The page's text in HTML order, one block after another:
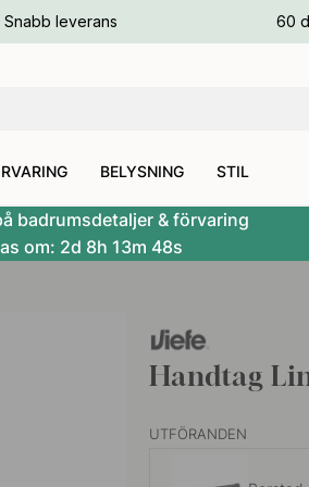
Snabb leverans 60
BELYSNING STIL
badrumsdetaljer & förvaring
om: 2d 8h 13m 47s
Handtag
UTFÖRANDEN